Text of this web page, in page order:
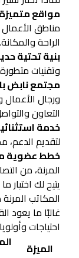
مواقع
مناطق
الراحة والمكانة.
بنية تحتية
وتقنيات
مجتمع نابض
ورجال الأعمال
التعاون
خدمة
لتقديم
خطط عضوية
المرنة، من
يتيح لك اختيار
المكاتب
غالبًا ما يعود
احتياجات
الميزة